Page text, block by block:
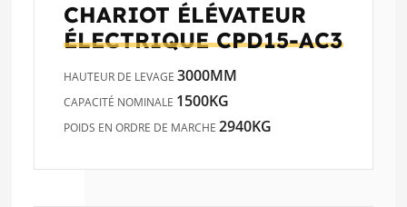
CHARIOT ÉLÉVATEUR
ÉLECTRIQUECPD15-AC3
HAUTEUR DE LEVAGE3000MM
CAPACITÉ NOMINALE 1500KG
POIDS EN ORDRE DE MARCHE2940KG